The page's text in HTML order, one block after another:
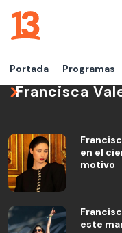
Portada Programas
Francisca
en el
motivo
este